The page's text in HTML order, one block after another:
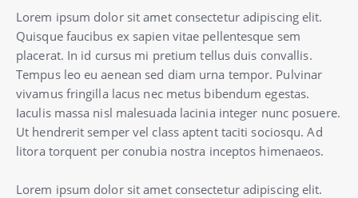
Lorem ipsum dolor sit amet consectetur adipiscing elit.
Quisque faucibus ex sapien vitae pellentesque sem
placerat. In id cursus mi pretium tellus duis convallis.
Tempus leo eu aenean sed diam urna tempor. Pulvinar
vivamus fringilla lacus nec metus bibendum egestas.
Iaculis massa nisl malesuada lacinia integer nunc posuere.
Ut hendrerit semper vel class aptent taciti sociosqu. Ad
litora torquent per conubia nostra inceptos himenaeos.
Lorem ipsum dolor sit amet consectetur adipiscing elit.